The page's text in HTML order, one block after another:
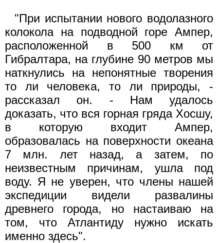
"При испытании нового водолазного
колокола на подводной горе Ампер,
расположенной в 500 км от
Гибралтара, на глубине 90 метров мы
наткнулись на непонятные творения
то ли человека, то ли природы, -
рассказал он. - Нам удалось
доказать, что вся горная гряда Хосшу,
в которую входит Ампер,
образовалась на поверхности океана
7 млн. лет назад, а затем, по
неизвестным причинам, ушла под
воду. Я не уверен, что члены нашей
экспедиции видели развалины
древнего города, но настаиваю на
том, что Атлантиду нужно искать
именно здесь".